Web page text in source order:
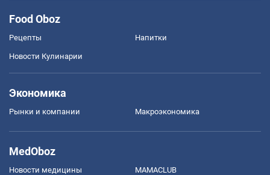
Food Oboz
Рецепты Напитки
Новости Кулинарии
Экономика
Рынки и компании Mакроэкономика
MedOboz
Новости медицины MAMACLUB